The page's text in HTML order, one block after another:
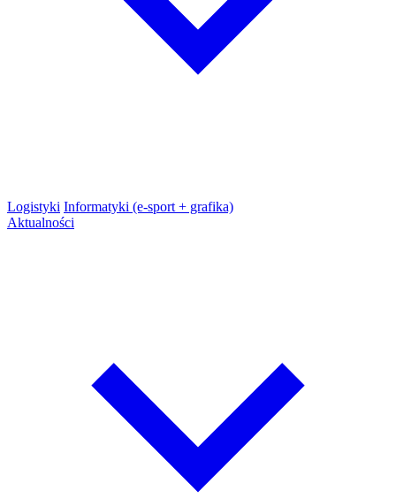
Logistyki Informatyki (e-sport + grafika)
Aktualności